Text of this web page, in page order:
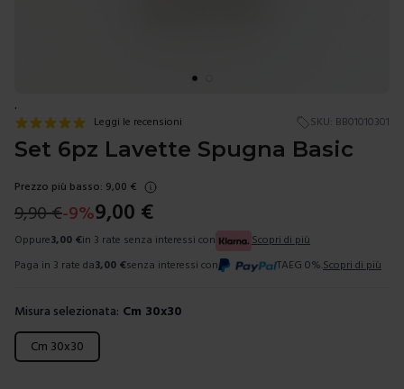
.
Leggi le recensioni SKU: BB01010301
Set 6pz Lavette Spugna Basic
Prezzo più basso: 9,00 €
9,90€-9%9,00 €
Oppure3,00 €in 3 rate senza interessi con
Scopri di più
Paga in 3 rate da3,00 €senza interessi con TAEG 0%. Scopri di più
Misura selezionata: Cm 30x30
Scegli una misura
Cm 30x30